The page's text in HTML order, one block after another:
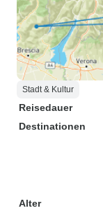
Stadt & Kultur
Reisedauer
Destinationen
Alter